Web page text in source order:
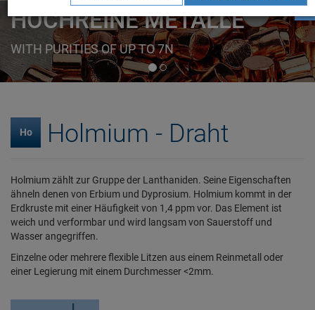
HOCHREINE METALLE
WITH PURITIES OF UP TO 7N
Ho Holmium - Draht
Holmium zählt zur Gruppe der Lanthaniden. Seine Eigenschaften
ähneln denen von Erbium und Dyprosium. Holmium kommt in der
Erdkruste mit einer Häufigkeit von 1,4 ppm vor. Das Element ist
weich und verformbar und wird langsam von Sauerstoff und
Wasser angegriffen.
Einzelne oder mehrere flexible Litzen aus einem Reinmetall oder
einer Legierung mit einem Durchmesser <2mm.